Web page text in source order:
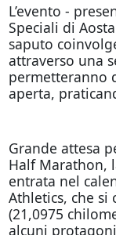
L’evento -
Speciali di
saputo
attraverso una
permetteranno
aperta,
Grande attesa
Half Marathon,
entrata nel
Athletics, che si
(21,0975
alcuni